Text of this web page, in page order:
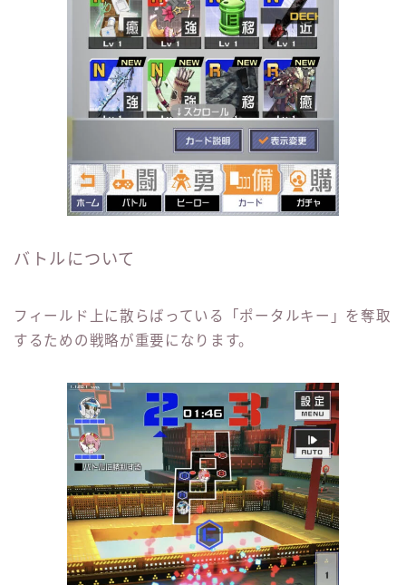
バトルについて
フィールド上に散らばっている「ポータルキー」を奪取
するための戦略が重要になります。